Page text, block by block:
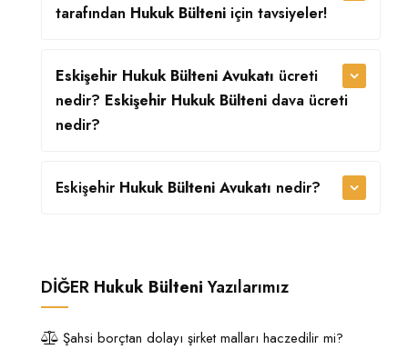
tarafından Hukuk Bülteni için tavsiyeler!
Eskişehir Hukuk Bülteni Avukatı ücreti
nedir? Eskişehir Hukuk Bülteni dava ücreti
nedir?
Eskişehir Hukuk Bülteni Avukatı nedir?
DİĞER Hukuk BülteniYazılarımız
Şahsi borçtan dolayı şirket malları haczedilir mi?